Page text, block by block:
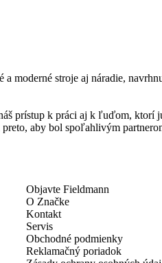
moderné stroje aj náradie,
prístup k práci aj k ľuďom, ktorí
aby bol spoľahlivým
Objavte Fieldmann
O Značke
Kontakt
Servis
Obchodné podmienky
Reklamačný poriadok